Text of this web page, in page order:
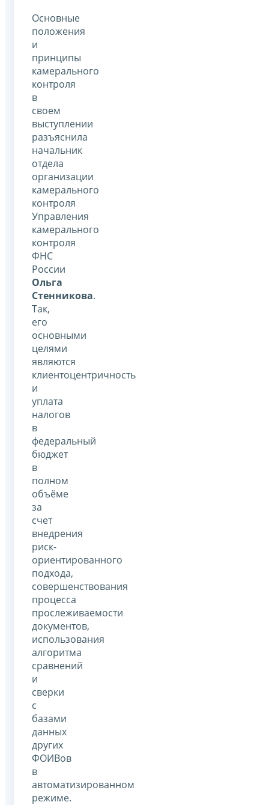
Основные
положения
и
принципы
камерального
контроля
в
своем
выступлении
разъяснила
начальник
отдела
организации
камерального
контроля
Управления
камерального
контроля
ФНС
России
Ольга
Стенникова.
Так,
его
основными
целями
являются
клиентоцентричность
и
уплата
налогов
в
федеральный
бюджет
в
полном
объёме
за
счет
внедрения
риск-
ориентированного
подхода,
совершенствования
процесса
прослеживаемости
документов,
использования
алгоритма
сравнений
и
сверки
с
базами
данных
других
ФОИВов
в
автоматизированном
режиме.